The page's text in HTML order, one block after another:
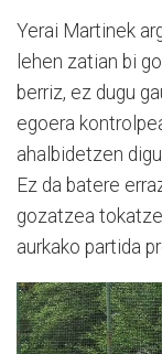
Yerai Martinek
lehen zatian bi
berriz, ez dugu
egoera
ahalbidetzen
Ez da batere
gozatzea
aurkako partida